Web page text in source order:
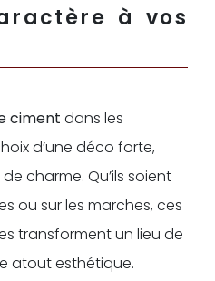
à vos
ciment dans les
d’une déco forte,
charme. Qu’ils soient
ou sur les marches, ces
transforment un lieu de
atout esthétique.